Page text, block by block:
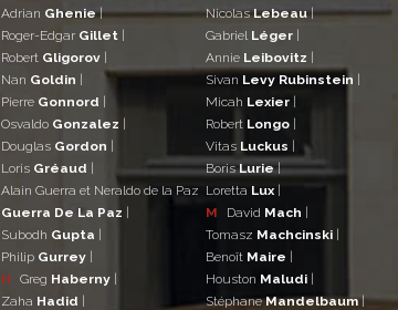
Adrian Ghenie|
Roger-Edgar Gillet |
Robert Gligorov |
Nan Goldin |
Pierre Gonnord |
Osvaldo Gonzalez |
Douglas Gordon |
Loris Gréaud |
Alain Guerra et Neraldo de la Paz
Guerra De La Paz |
Subodh Gupta |
Philip Gurrey |
H
Greg Haberny |
Zaha Hadid |
NicolasLebeau|
Gabriel Léger |
Annie Leibovitz |
Sivan Levy Rubinstein |
Micah Lexier |
Robert Longo |
Vitas Luckus |
BorisLurie|
Loretta Lux |
M
David Mach |
Tomasz Machcinski |
Benoît Maire |
Houston Maludi |
StéphaneMandelbaum|